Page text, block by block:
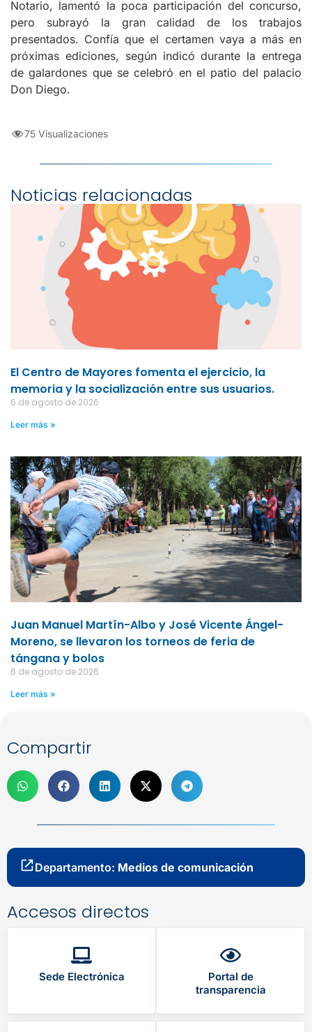
Notario, lamentó la poca participación del concurso,
pero subrayó la gran calidad de los trabajos
presentados. Confía que el certamen vaya a más en
próximas ediciones, según indicó durante la entrega
de galardones que se celebró en el patio del palacio
Don Diego.
75 Visualizaciones
Noticias relacionadas
El Centro de Mayores fomenta el ejercicio, la
memoria y la socialización entre sus usuarios.
6 de agosto de 2026
Leer más »
Juan Manuel Martín-Albo y José Vicente Ángel-
Moreno, se llevaron los torneos de feria de
tángana y bolos
6 de agosto de 2026
Leer más »
Compartir
Departamento: Medios de comunicación
Accesos directos
Sede Electrónica
Portal de
transparencia